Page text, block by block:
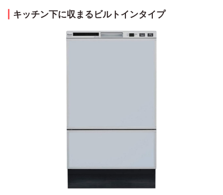
キッチン下に収まるビルトインタイプ